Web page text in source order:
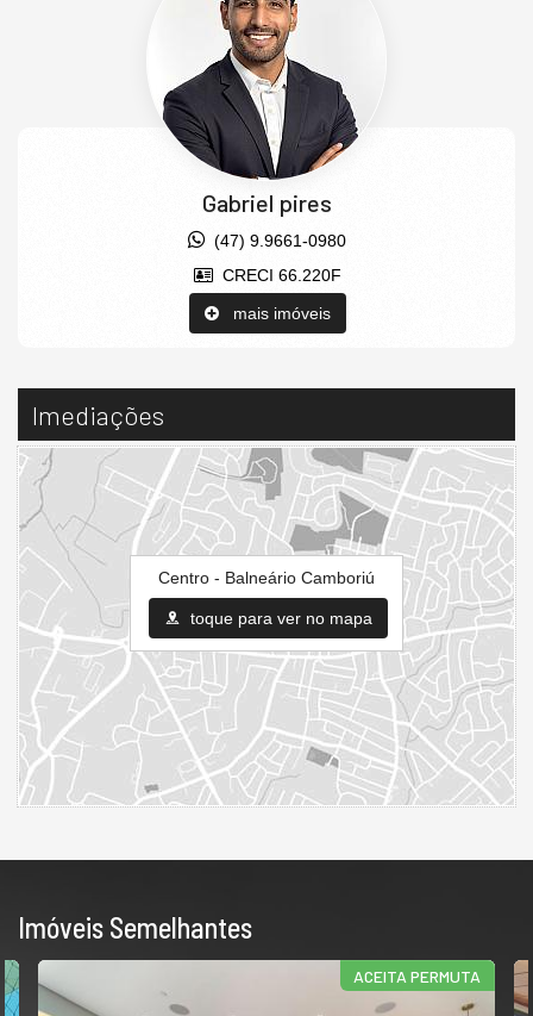
Gabriel pires
(47) 9.9661-0980
CRECI 66.220F
mais imóveis
Imediações
Centro - Balneário Camboriú
toque para ver no mapa
Imóveis Semelhantes
ACEITA PERMUTA